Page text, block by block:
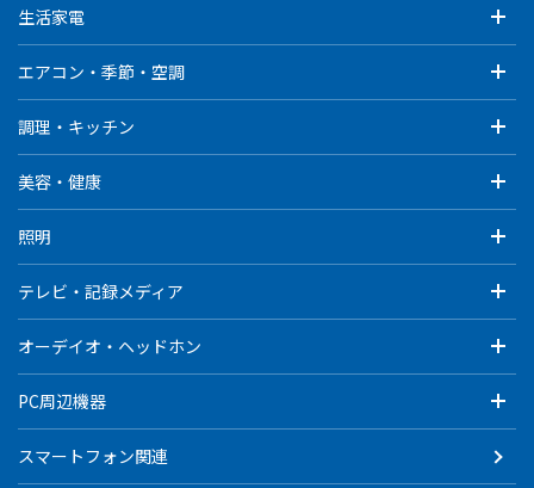
生活家電
エアコン・季節・空調
調理・キッチン
美容・健康
照明
テレビ・記録メディア
オーデイオ・ヘッドホン
PC周辺機器
スマートフォン関連